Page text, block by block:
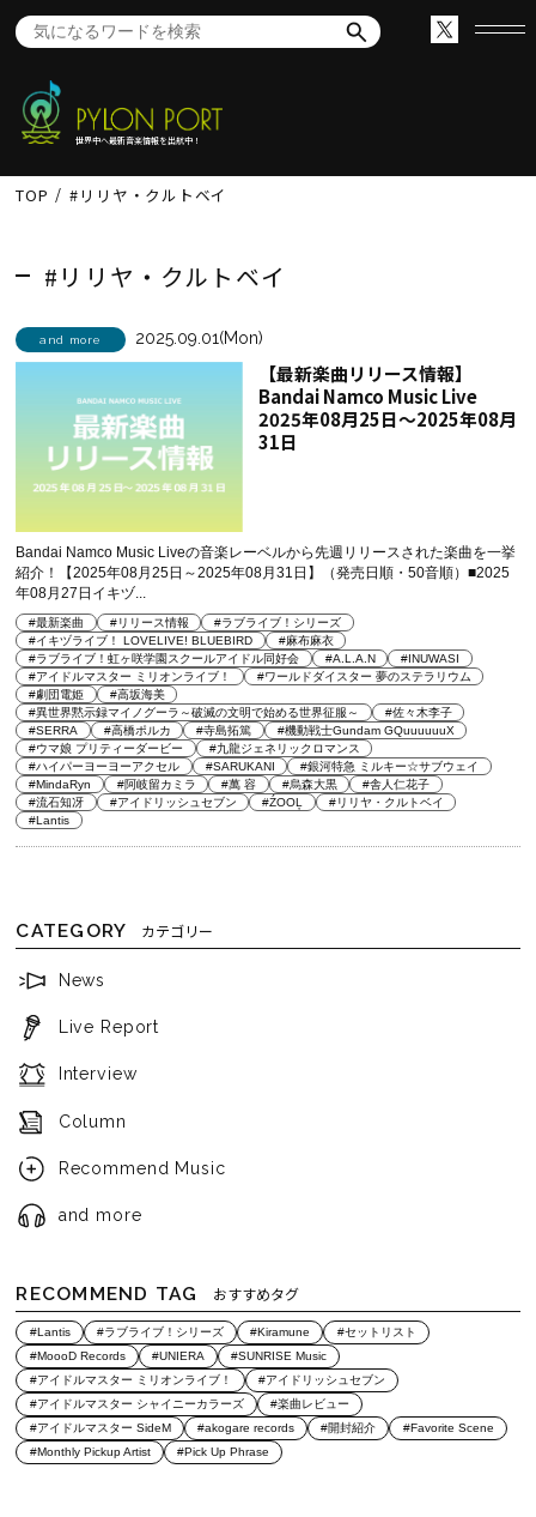
世界中へ最新音楽情報を出航中！
TOP #リリヤ・クルトベイ
#リリヤ・クルトベイ
and more 2025.09.01(Mon)
【最新楽曲リリース情報】
Bandai Namco Music Live
2025年08月25日～2025年08月
31日
Bandai Namco Music Liveの音楽レーベルから先週リリースされた楽曲を一挙
紹介！【2025年08月25日～2025年08月31日】（発売日順・50音順）■2025
年08月27日イキヅ...
#最新楽曲 #リリース情報
#ラブライブ！シリーズ
#イキヅライブ！ LOVELIVE! BLUEBIRD
#麻布麻衣
#ラブライブ！虹ヶ咲学園スクールアイドル同好会
#A.L.A.N
#INUWASI
#アイドルマスター ミリオンライブ！
#ワールドダイスター 夢のステラリウム
#劇団電姫
#高坂海美
#異世界黙示録マイノグーラ～破滅の文明で始める世界征服～
#佐々木李子
#SERRA
#高橋ポルカ #寺島拓篤
#機動戦士Gundam GQuuuuuuX
#ウマ娘 プリティーダービー
#九龍ジェネリックロマンス
#ハイパーヨーヨーアクセル
#SARUKANI
#銀河特急 ミルキー☆サブウェイ
#MindaRyn
#阿岐留カミラ #萬 容 #烏森大黒
#舎人仁花子
#流石知冴
#アイドリッシュセブン #ŹOOĻ
#リリヤ・クルトベイ
#Lantis
CATEGORY カテゴリー
News
Live Report
Interview
Column
Recommend Music
and more
RECOMMEND TAG おすすめタグ
#Lantis #ラブライブ！シリーズ #Kiramune
#セットリスト
#MoooD Records
#UNIERA
#SUNRISE Music
#アイドルマスター ミリオンライブ！
#アイドリッシュセブン
#アイドルマスター シャイニーカラーズ
#楽曲レビュー
#アイドルマスター SideM
#akogare records #開封紹介
#Favorite Scene
#Monthly Pickup Artist
#Pick Up Phrase